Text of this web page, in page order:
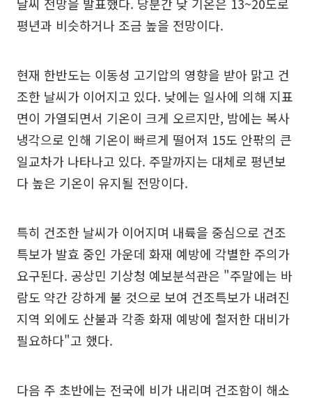
평년과 비슷하거나 조금 높을 전망이다.
현재 한반도는 이동성 고기압의 영향을 받아 맑고 건
조한 날씨가 이어지고 있다. 낮에는 일사에 의해 지표
면이 가열되면서 기온이 크게 오르지만, 밤에는 복사
냉각으로 인해 기온이 빠르게 떨어져 15도 안팎의 큰
일교차가 나타나고 있다. 주말까지는 대체로 평년보
다 높은 기온이 유지될 전망이다.
특히 건조한 날씨가 이어지며 내륙을 중심으로 건조
특보가 발효 중인 가운데 화재 예방에 각별한 주의가
요구된다. 공상민 기상청 예보분석관은 "주말에는 바
람도 약간 강하게 불 것으로 보여 건조특보가 내려진
지역 외에도 산불과 각종 화재 예방에 철저한 대비가
필요하다"고 했다.
다음 주 초반에는 전국에 비가 내리며 건조함이 해소